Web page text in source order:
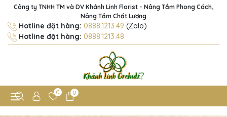
Công ty TNHH TM và DV Khánh Linh Florist - Nâng Tầm Phong Cách,
Nâng Tầm Chất Lượng
Hotline đặt hàng: 0888.1213.49 (Zalo)
Hotline đặt hàng: 0888.1213.48
0 0